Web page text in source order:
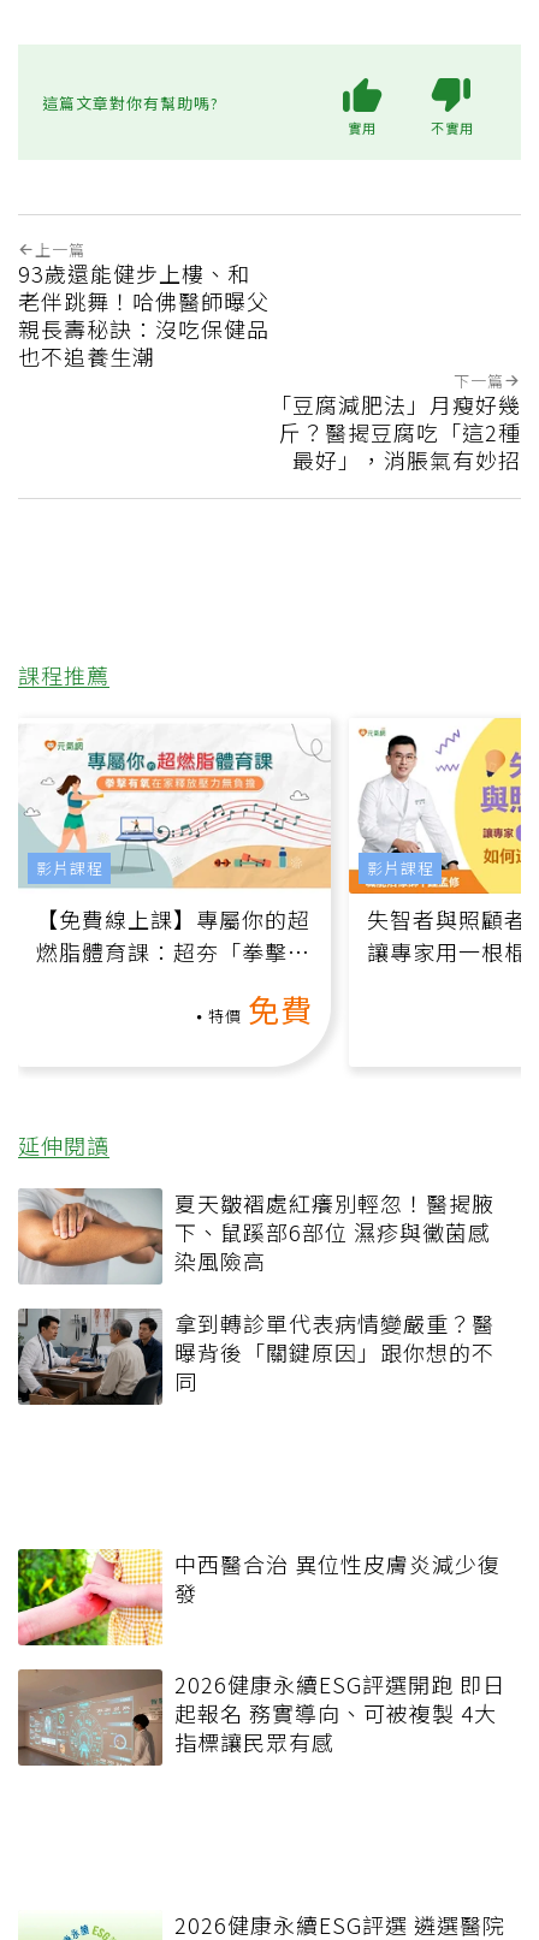
這篇文章對你有幫助嗎?
實用 不實用
上一篇
93歲還能健步上樓、和
老伴跳舞！哈佛醫師曝父
親長壽秘訣：沒吃保健品
也不追養生潮
下一篇
「豆腐減肥法」月瘦好幾
斤？醫揭豆腐吃「這2種
最好」，消脹氣有妙招
課程推薦
【免費線上課】專屬你的超
燃脂體育課：超夯「拳擊有
特價 免費
影片課程
失智者與照顧者
讓專家用一根棍
影片課程
延伸閱讀
夏天皺褶處紅癢別輕忽！醫揭腋
下、鼠蹊部6部位 濕疹與黴菌感
染風險高
拿到轉診單代表病情變嚴重？醫
曝背後「關鍵原因」跟你想的不
同
中西醫合治 異位性皮膚炎減少復
發
2026健康永續ESG評選開跑 即日
起報名 務實導向、可被複製 4大
指標讓民眾有感
2026健康永續ESG評選 遴選醫院